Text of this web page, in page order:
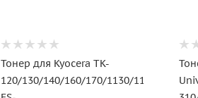
Тонер для Kyocera TK-
120/130/140/160/170/1130/1140,